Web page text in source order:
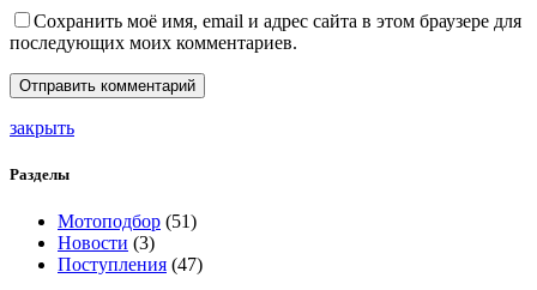
Сохранить моё имя, email и адрес сайта в этом браузере для
последующих моих комментариев.
закрыть
Разделы
Мотоподбор (51)
Новости (3)
Поступления (47)